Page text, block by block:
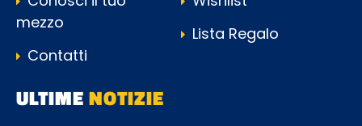
mezzo
Contatti
Lista Regalo
ULTIMENOTIZIE